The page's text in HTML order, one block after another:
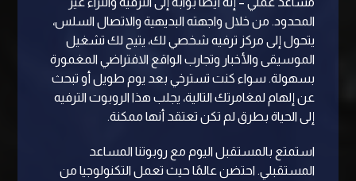
المحدود. من خلال واجهته البديهية والاتصال السلس،
يتحول إلى مركز ترفيه شخصي لك، يتيح لك تشغيل
الموسيقى والأخبار وتجارب الواقع الافتراضي المغمورة
بسهولة. سواء كنت تسترخي بعد يوم طويل أو تبحث
عن إلهام لمغامرتك التالية، يجلب هذا الروبوت الترفيه
إلى الحياة بطرق لم تكن تعتقد أنها ممكنة.
استمتع بالمستقبل اليوم مع روبوتنا المساعد
المستقبلي. احتضن عالمًا حيث تعمل التكنولوجيا من